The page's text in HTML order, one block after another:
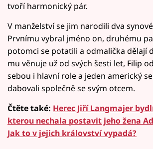
tvoří harmonický pár.
V manželství se jim narodili dva
Prvnímu vybral jméno on, druhému
potomci se potatili a odmalička dělají
mu věnuje už od svých šesti let, Filip
sebou i hlavní role a jeden americký
dabovali společně se svým otcem.
Čtěte také: Herec Jiří Langmajer
kterou nechala postavit jeho žena
Jak to v jejich království vypadá?